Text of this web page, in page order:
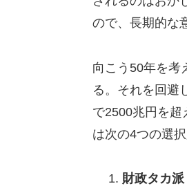
ので、長期的な
向こう50年を考
る。それを回避
で2500兆円を超
は次の4つの選
財政タカ派